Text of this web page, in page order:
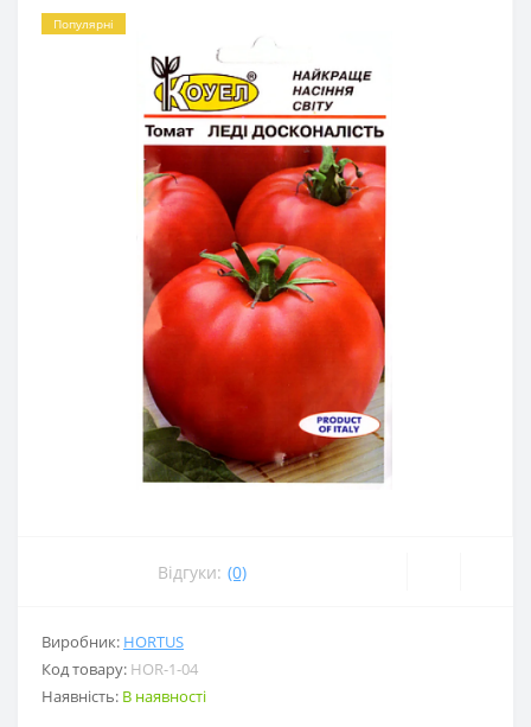
Популярні
Відгуки: (0)
Виробник: HORTUS
Код товару: HOR-1-04
Наявність: В наявності